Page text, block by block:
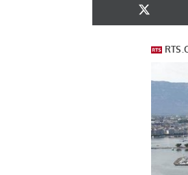
Share